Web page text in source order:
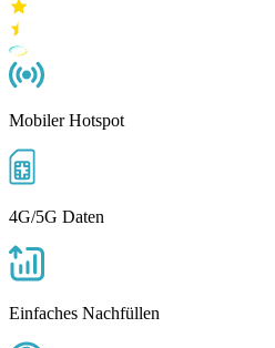
Mobiler Hotspot
4G/5G Daten
Einfaches Nachfüllen